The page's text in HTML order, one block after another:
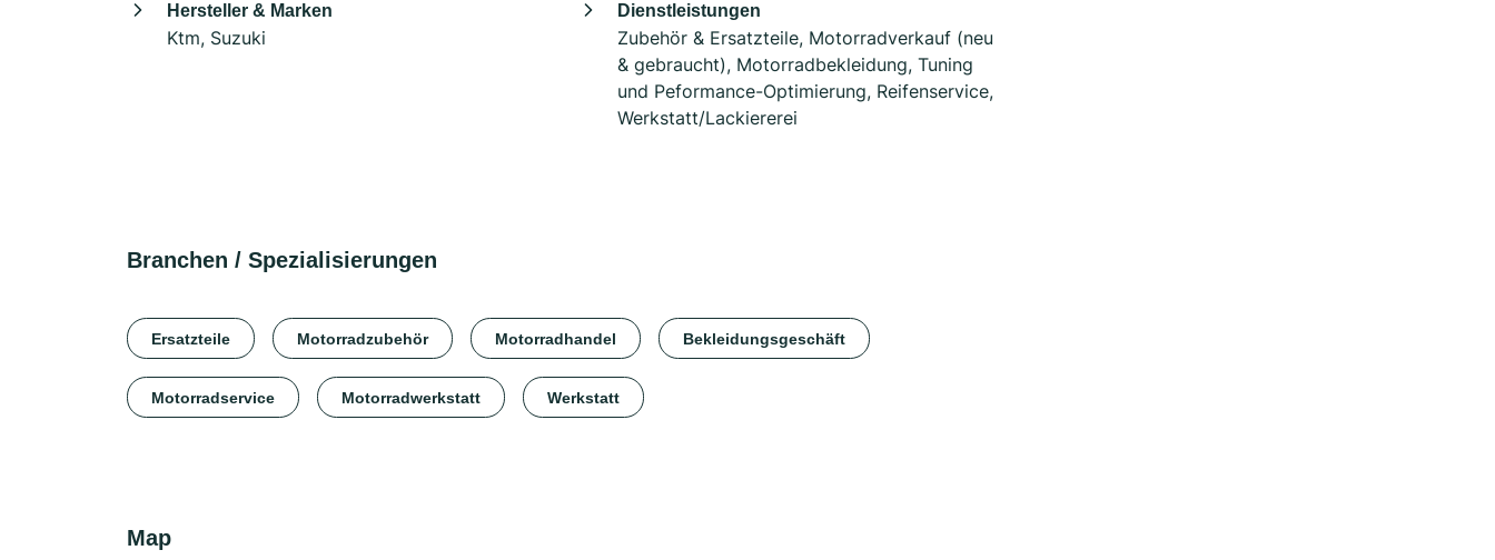
Hersteller & Marken
Ktm, Suzuki
Dienstleistungen
Zubehör & Ersatzteile, Motorradverkauf (neu
& gebraucht), Motorradbekleidung, Tuning
und Peformance-Optimierung, Reifenservice,
Werkstatt/Lackiererei
Branchen / Spezialisierungen
Ersatzteile Motorradzubehör Motorradhandel Bekleidungsgeschäft
Motorradservice Motorradwerkstatt Werkstatt
Map